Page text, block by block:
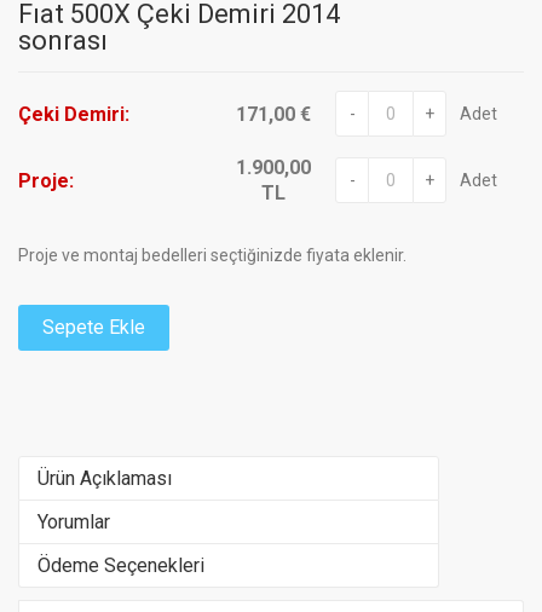
Fıat 500X Çeki Demiri 2014
sonrası
Çeki Demiri: 171,00 € - + Adet
Proje:
1.900,00
TL
- + Adet
Proje ve montaj bedelleri seçtiğinizde fiyata eklenir.
Sepete Ekle
Ürün Açıklaması
Yorumlar
Ödeme Seçenekleri